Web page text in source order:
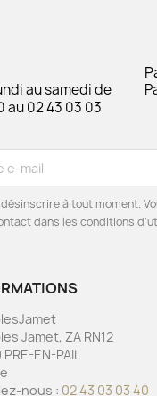
au samedi de
au 02 43 03 03
à tout moment.
dans les conditions
Jamet, ZA RN12
PRE-EN-PAIL
nous : 02 43 03 03 40